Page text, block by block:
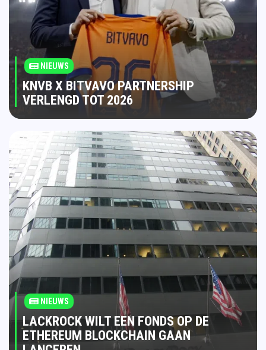
NIEUWS
KNVB X BITVAVO PARTNERSHIP
VERLENGD TOT 2026
NIEUWS
LACKROCK WILT EEN FONDS OP DE
ETHEREUM BLOCKCHAIN GAAN